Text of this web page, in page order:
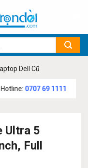
Dell Cũ
0707 69 1111
Ultra 5
Full